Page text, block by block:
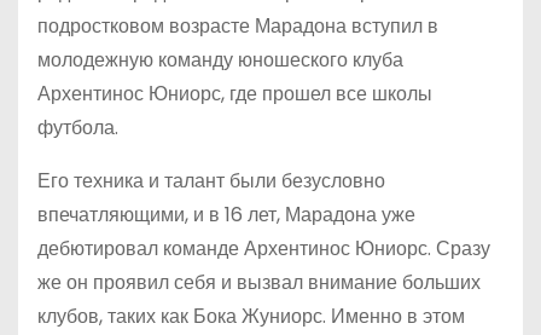
подростковом возрасте Марадона вступил в
молодежную команду юношеского клуба
Архентинос Юниорс, где прошел все школы
футбола.
Его техника и талант были безусловно
впечатляющими, и в 16 лет, Марадона уже
дебютировал команде Архентинос Юниорс. Сразу
же он проявил себя и вызвал внимание больших
клубов, таких как Бока Жуниорс. Именно в этом